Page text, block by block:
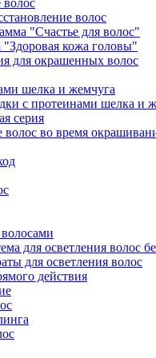
волос
"Счастье для волос"
кожа головы"
для окрашенных волос
шелка и жемчуга
с протеинами шелка и
серия
волос во время
для осветления волос
для осветления волос
действия